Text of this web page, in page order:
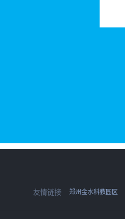
友情链接 郑州金水科教园区